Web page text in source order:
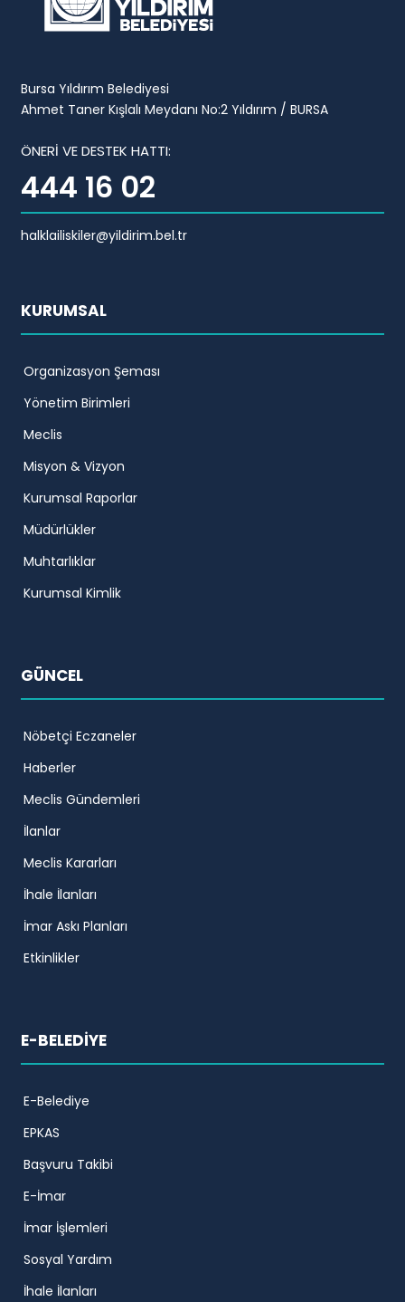
Bursa Yıldırım Belediyesi
Ahmet Taner Kışlalı Meydanı No:2 Yıldırım / BURSA
ÖNERİ VE DESTEK HATTI:
444 16 02
halklailiskiler@yildirim.bel.tr
KURUMSAL
Organizasyon Şeması
Yönetim Birimleri
Meclis
Misyon & Vizyon
Kurumsal Raporlar
Müdürlükler
Muhtarlıklar
Kurumsal Kimlik
GÜNCEL
Nöbetçi Eczaneler
Haberler
Meclis Gündemleri
İlanlar
Meclis Kararları
İhale İlanları
İmar Askı Planları
Etkinlikler
E-BELEDİYE
E-Belediye
EPKAS
Başvuru Takibi
E-İmar
İmar İşlemleri
Sosyal Yardım
İhale İlanları